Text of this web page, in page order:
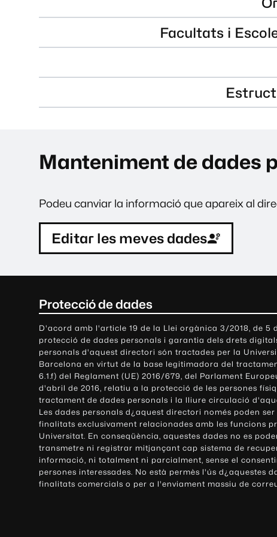
Facultats i
Manteniment de dades
Podeu canviar la informació que apareix al
Editar les meves dades
Protecció de dades
D'acord amb l'article 19 de la Llei orgànica 3/2018, de 5
protecció de dades personals i garantia dels drets
personals d'aquest directori són tractades per la
Barcelona en virtut de la base legitimadora del
6.1.f) del Reglament (UE) 2016/679, del Parlament
d'abril de 2016, relatiu a la protecció de les persones
tractament de dades personals i la lliure circulació
Les dades personals d¿aquest directori només poden
finalitats exclusivament relacionades amb les funcions
Universitat. En conseqüència, aquestes dades no es
transmetre ni registrar mitjançant cap sistema de
informació, ni totalment ni parcialment, sense el
persones interessades. No està permès l'ús d¿aquestes
finalitats comercials o per a l'enviament massiu de